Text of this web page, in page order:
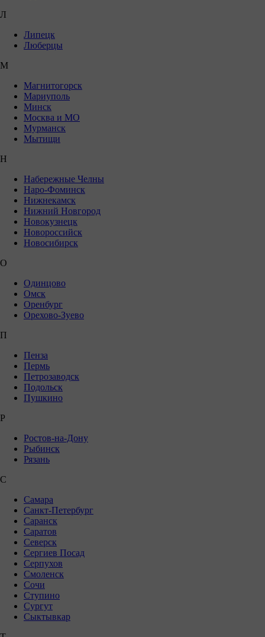
Л
Липецк
Люберцы
М
Магнитогорск
Мариуполь
Минск
Москва и МО
Мурманск
Мытищи
Н
Набережные Челны
Наро-Фоминск
Нижнекамск
Нижний Новгород
Новокузнецк
Новороссийск
Новосибирск
О
Одинцово
Омск
Оренбург
Орехово-Зуево
П
Пенза
Пермь
Петрозаводск
Подольск
Пушкино
Р
Ростов-на-Дону
Рыбинск
Рязань
С
Самара
Санкт-Петербург
Саранск
Саратов
Северск
Сергиев Посад
Серпухов
Смоленск
Сочи
Ступино
Сургут
Сыктывкар